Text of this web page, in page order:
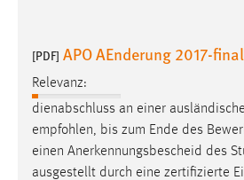
[PDF] APO AEnderung 2017-final
Relevanz:
dienabschluss an einer
empfohlen, bis zum Ende des
einen Anerkennungsbescheid des
ausgestellt durch eine zertifizierte